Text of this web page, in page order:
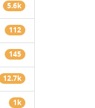
5.6k
112
145
12.7k
1k